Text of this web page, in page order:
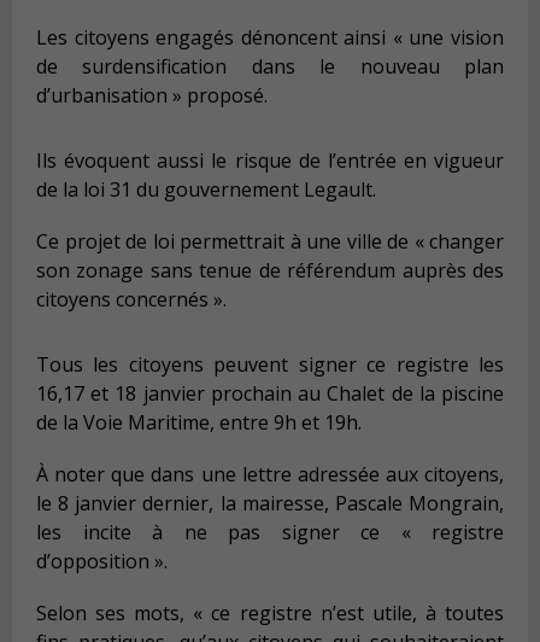
Les citoyens engagés dénoncent ainsi « une vision
de surdensification dans le nouveau plan
d’urbanisation » proposé.
Ils évoquent aussi le risque de l’entrée en vigueur
de la loi 31 du gouvernement Legault.
Ce projet de loi permettrait à une ville de « changer
son zonage sans tenue de référendum auprès des
citoyens concernés ».
Tous les citoyens peuvent signer ce registre les
16,17 et 18 janvier prochain au Chalet de la piscine
de la Voie Maritime, entre 9h et 19h.
À noter que dans une lettre adressée aux citoyens,
le 8 janvier dernier, la mairesse, Pascale Mongrain,
les incite à ne pas signer ce « registre
d’opposition ».
Selon ses mots, « ce registre n’est utile, à toutes